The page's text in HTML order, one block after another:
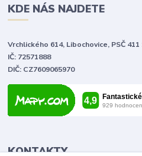
KDE NÁS NAJDETE
Vrchlického 614, Libochovice, PSČ 411
IČ: 72571888
DIČ: CZ7609065970
KONTAKTY